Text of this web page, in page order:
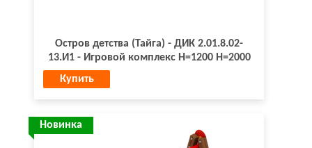
Остров детства (Тайга) - ДИК 2.01.8.02-
13.И1 - Игровой комплекс H=1200 H=2000
Купить
Новинка